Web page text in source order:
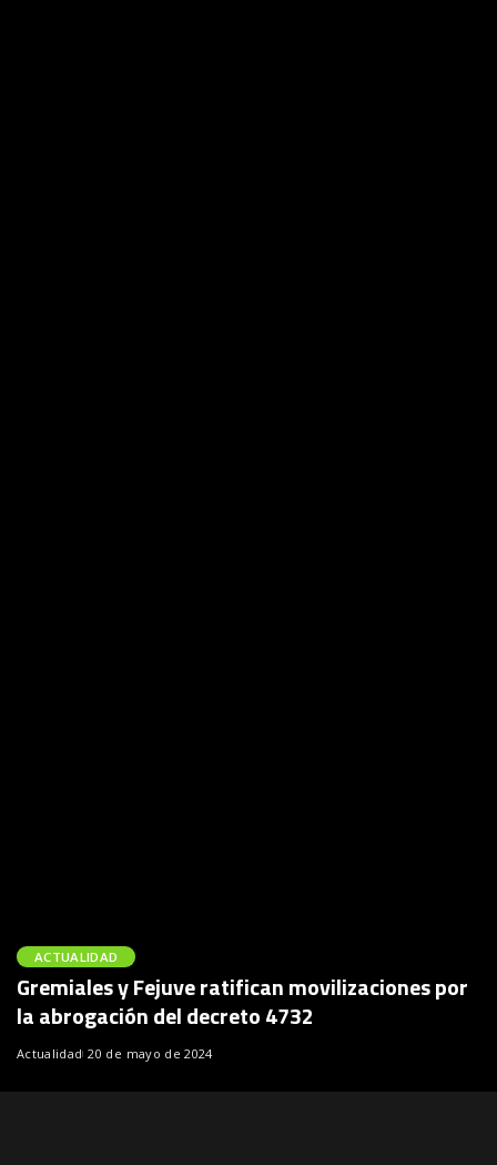
ACTUALIDAD
Gremiales y Fejuve ratifican movilizaciones por
la abrogación del decreto 4732
Actualidad 20 de mayo de 2024